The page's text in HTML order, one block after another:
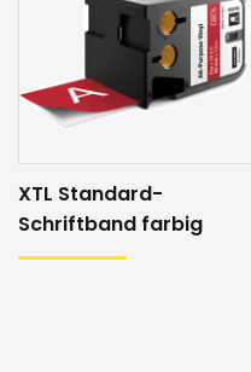
XTL Standard-
Schriftband farbig